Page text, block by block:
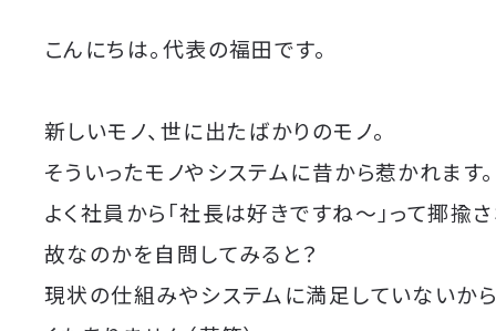
こんにちは。代表の福田です。
新しいモノ、世に出たばかりのモノ。
そういったモノやシステムに昔から惹かれます。
よく社員から「社長は好きですね〜」って揶揄
故なのかを自問してみると？
現状の仕組みやシステムに満足していないか